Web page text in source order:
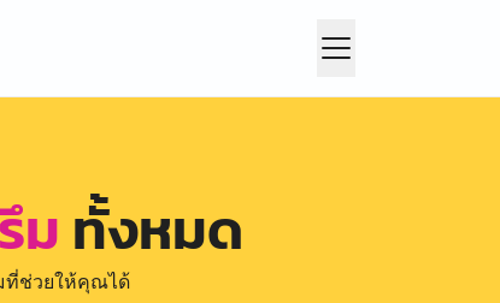
ม ทั้งหมด
ที่ช่วยให้คุณได้